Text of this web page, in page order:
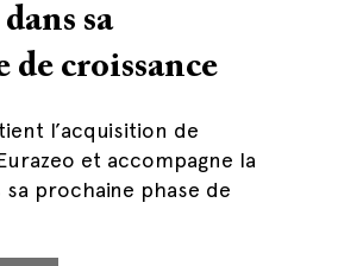
sa
de croissance
l’acquisition de
et accompagne la
prochaine phase de